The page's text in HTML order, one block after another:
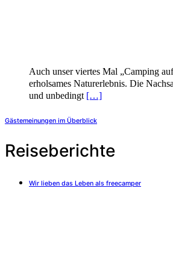
Auch unser viertes Mal „Camping
erholsames Naturerlebnis. Die
und unbedingt […]
Gästemeinungen im Überblick
Reiseberichte
Wir lieben das Leben als freecamper